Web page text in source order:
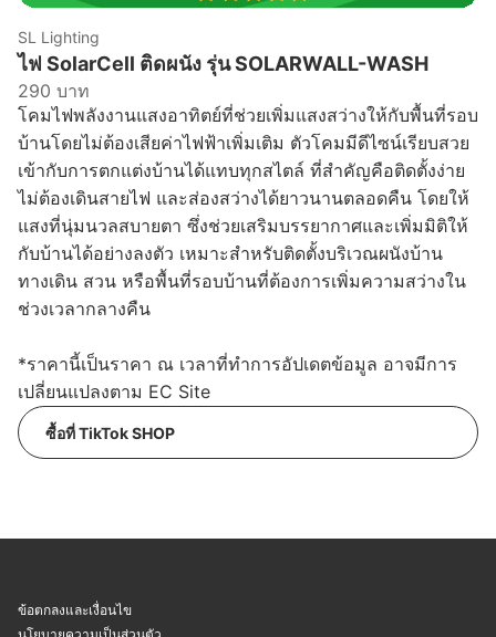
SL Lighting
ไฟ SolarCell ติดผนัง รุ่น SOLARWALL-WASH
290 บาท
โคมไฟพลังงานแสงอาทิตย์ที่ช่วยเพิ่มแสงสว่างให้กับพื้นที่รอบ
บ้านโดยไม่ต้องเสียค่าไฟฟ้าเพิ่มเติม ตัวโคมมีดีไซน์เรียบสวย
เข้ากับการตกแต่งบ้านได้แทบทุกสไตล์ ที่สำคัญคือติดตั้งง่าย
ไม่ต้องเดินสายไฟ และส่องสว่างได้ยาวนานตลอดคืน โดยให้
แสงที่นุ่มนวลสบายตา ซึ่งช่วยเสริมบรรยากาศและเพิ่มมิติให้
กับบ้านได้อย่างลงตัว เหมาะสำหรับติดตั้งบริเวณผนังบ้าน
ทางเดิน สวน หรือพื้นที่รอบบ้านที่ต้องการเพิ่มความสว่างใน
ช่วงเวลากลางคืน
*ราคานี้เป็นราคา ณ เวลาที่ทำการอัปเดตข้อมูล อาจมีการ
เปลี่ยนแปลงตาม EC Site
ซื้อที่ TikTok SHOP
ข้อตกลงและเงื่อนไข